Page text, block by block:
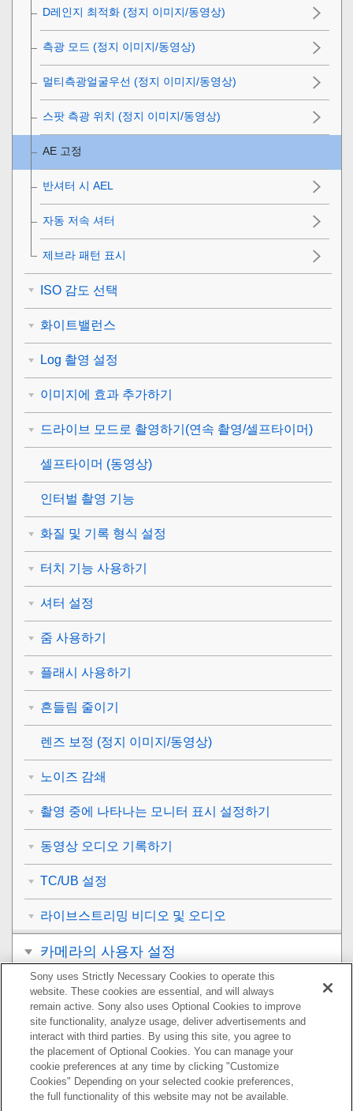
D레인지 최적화 (정지 이미지/동영상)
측광 모드 (정지 이미지/동영상)
멀티측광얼굴우선 (정지 이미지/동영상)
스팟 측광 위치 (정지 이미지/동영상)
AE 고정
반셔터 시 AEL
자동 저속 셔터
제브라 패턴 표시
ISO 감도 선택
화이트밸런스
Log 촬영 설정
이미지에 효과 추가하기
드라이브 모드로 촬영하기(연속 촬영/셀프타이머)
셀프타이머 (동영상)
인터벌 촬영 기능
화질 및 기록 형식 설정
터치 기능 사용하기
셔터 설정
줌 사용하기
플래시 사용하기
흔들림 줄이기
렌즈 보정 (정지 이미지/동영상)
노이즈 감쇄
촬영 중에 나타나는 모니터 표시 설정하기
동영상 오디오 기록하기
TC/UB 설정
라이브스트리밍 비디오 및 오디오
카메라의 사용자 설정
보기
카메라 설정 변경하기
스마트폰으로 사용할 수 있는 기능
컴퓨터 사용하기
Sony uses Strictly Necessary Cookies to operate this
website. These cookies are essential, and will always
remain active. Sony also uses Optional Cookies to improve
site functionality, analyze usage, deliver advertisements and
interact with third parties. By using this site, you agree to
the placement of Optional Cookies. You can manage your
cookie preferences at any time by clicking "Customize
Cookies" Depending on your selected cookie preferences,
the full functionality of this website may not be available.